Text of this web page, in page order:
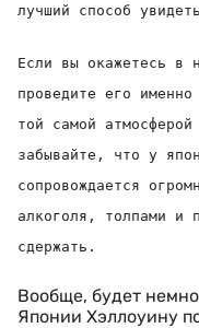
лучший способ
Если вы окажетесь в
проведите его
той самой
забывайте, что у
сопровождается
алкоголя, толпами и
сдержать.
Вообще, будет
Японии Хэллоуину